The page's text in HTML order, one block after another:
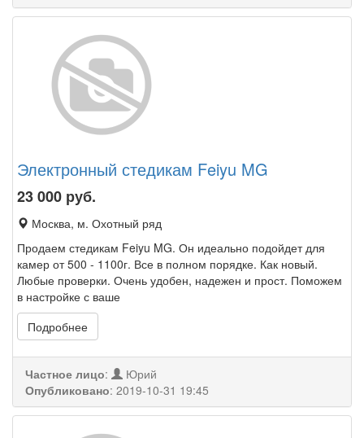
Электронный стедикам Feiyu MG
23 000 руб.
Москва, м. Охотный ряд
Продаем стедикам Feiyu MG. Он идеально подойдет для
камер от 500 - 1100г. Все в полном порядке. Как новый.
Любые проверки. Очень удобен, надежен и прост. Поможем
в настройке с ваше
Подробнее
Частное лицо:
Юрий
Опубликовано: 2019-10-31 19:45